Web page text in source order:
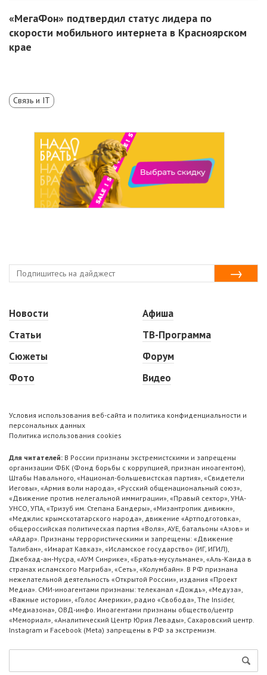
«МегаФон» подтвердил статус лидера по
скорости мобильного интернета в Красноярском
крае
Связь и IT
Новости
Статьи
Сюжеты
Фото
Афиша
ТВ-Программа
Форум
Видео
Условия использования веб-сайта и политика конфиденциальности и
персональных данных
Политика использования cookies
Для читателей: В России признаны экстремистскими и запрещены
организации ФБК (Фонд борьбы с коррупцией, признан иноагентом),
Штабы Навального, «Национал-большевистская партия», «Свидетели
Иеговы», «Армия воли народа», «Русский общенациональный союз»,
«Движение против нелегальной иммиграции», «Правый сектор», УНА-
УНСО, УПА, «Тризуб им. Степана Бандеры», «Мизантропик дивижн»,
«Меджлис крымскотатарского народа», движение «Артподготовка»,
общероссийская политическая партия «Воля», АУЕ, батальоны «Азов» и
«Айдар». Признаны террористическими и запрещены: «Движение
Талибан», «Имарат Кавказ», «Исламское государство» (ИГ, ИГИЛ),
Джебхад-ан-Нусра, «АУМ Синрике», «Братья-мусульмане», «Аль-Каида в
странах исламского Магриба», «Сеть», «Колумбайн». В РФ признана
нежелательной деятельность «Открытой России», издания «Проект
Медиа». СМИ-иноагентами признаны: телеканал «Дождь», «Медуза»,
«Важные истории», «Голос Америки», радио «Свобода», The Insider,
«Медиазона», ОВД-инфо. Иноагентами признаны общество/центр
«Мемориал», «Аналитический Центр Юрия Левады», Сахаровский центр.
Instagram и Facebook (Metа) запрещены в РФ за экстремизм.